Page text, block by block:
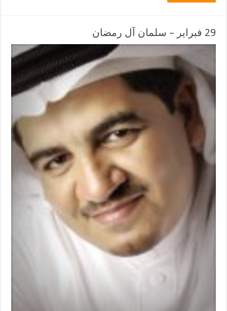
29 فبراير – سلمان آل رمضان